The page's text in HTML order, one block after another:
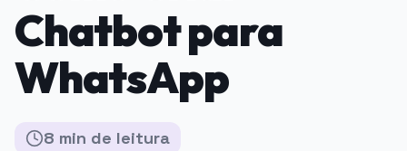
Chatbot para
WhatsApp
8 min de leitura